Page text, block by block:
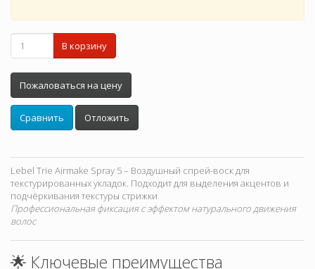
В корзину
Пожаловаться на цену
Сравнить Отложить
Lebel Trie Airmake Spray 5 – Воздушный спрей-воск для
текстурированных укладок. Подходит для выделения акцентов и
подчёркивания текстуры стрижки
Профессиональная фиксация с эффектом натурального движения
волос
🌟 Ключевые преимущества